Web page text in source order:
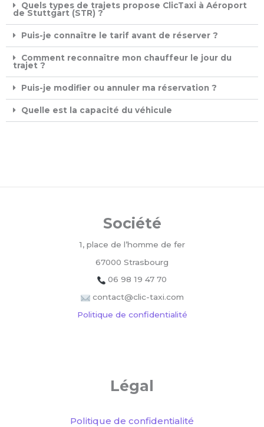
Quels types de trajets propose ClicTaxi à Aéroport
de Stuttgart (STR) ?
Puis-je connaître le tarif avant de réserver ?
Comment reconnaître mon chauffeur le jour du
trajet ?
Puis-je modifier ou annuler ma réservation ?
Quelle est la capacité du véhicule
Société
1, place de l’homme de fer
67000 Strasbourg
06 98 19 47 70
contact@clic-taxi.com
Politique de confidentialité
Légal
Politique de confidentialité